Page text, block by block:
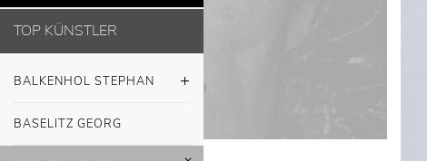
TOP KÜNSTLER
BALKENHOL STEPHAN
BASELITZ GEORG